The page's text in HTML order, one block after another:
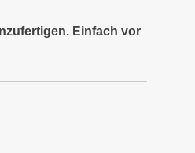
Einfach vor